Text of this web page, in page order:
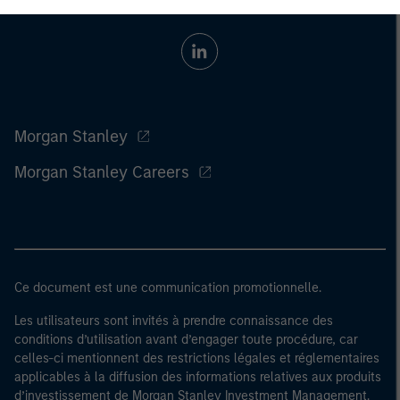
Morgan Stanley
Morgan Stanley Careers
Ce document est une communication promotionnelle.
Les utilisateurs sont invités à prendre connaissance des
conditions d’utilisation avant d’engager toute procédure, car
celles-ci mentionnent des restrictions légales et réglementaires
applicables à la diffusion des informations relatives aux produits
d’investissement de Morgan Stanley Investment Management.